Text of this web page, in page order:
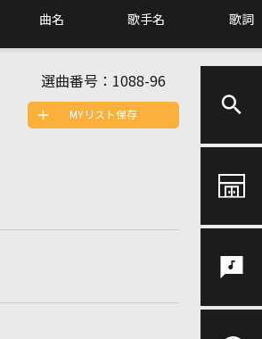
曲名 歌手名 歌詞
選曲番号： 1088-96
MYリスト保存